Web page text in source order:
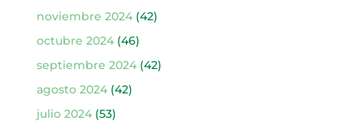
noviembre 2024(42)
octubre 2024(46)
septiembre 2024(42)
agosto 2024(42)
julio 2024(53)